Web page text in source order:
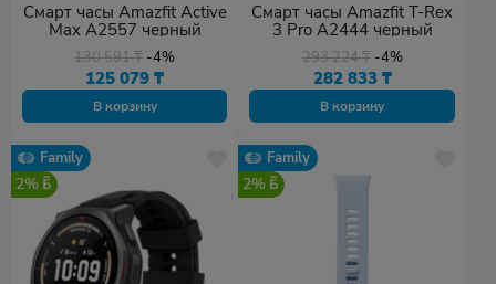
Смарт часы Amazfit Active
Max A2557 черный
130 591₸ -4%
125 079₸
В корзину
Смарт часы Amazfit T-Rex
3 Pro A2444 черный
293 224₸ -4%
282 833 ₸
В корзину
Family
2%
Family
2%